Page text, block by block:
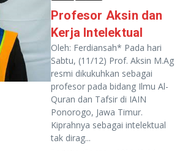
Profesor Aksin dan
Kerja Intelektual
Oleh: Ferdiansah* Pada hari
Sabtu, (11/12) Prof. Aksin M.Ag
resmi dikukuhkan sebagai
profesor pada bidang Ilmu Al-
Quran dan Tafsir di IAIN
Ponorogo, Jawa Timur.
Kiprahnya sebagai intelektual
tak dirag...